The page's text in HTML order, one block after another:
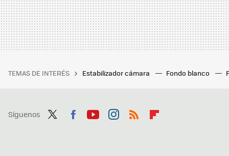
TEMAS DE INTERÉS Estabilizador cámara Fondo blanco
Síguenos